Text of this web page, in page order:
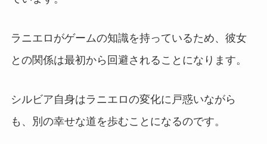
ラニエロがゲームの知識を持っているため、彼女
との関係は最初から回避されることになります。
シルビア自身はラニエロの変化に戸惑いながら
も、別の幸せな道を歩むことになるのです。